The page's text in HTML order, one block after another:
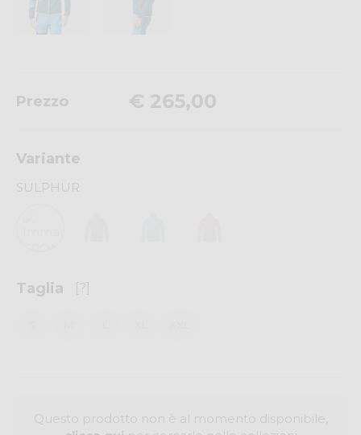
Prezzo € 265,00
Variante
SULPHUR
Taglia [?]
Questo prodotto non è al momento disponibile,